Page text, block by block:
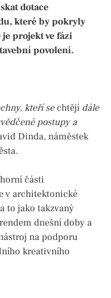
dotace
které by pokryly
projekt ve fázi
povolení.
kteří sechtějí dále
postupy a
Dinda, náměstek
části
v architektonické
to jako takzvaný
dnešní doby a
na podporu
kreativního